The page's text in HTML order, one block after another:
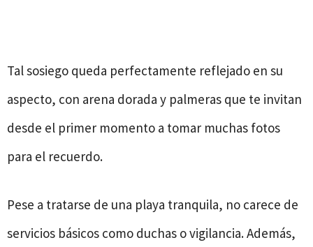
Tal sosiego queda perfectamente reflejado en su
aspecto, con arena dorada y palmeras que te invitan
desde el primer momento a tomar muchas fotos
para el recuerdo.
Pese a tratarse de una playa tranquila, no carece de
servicios básicos como duchas o vigilancia. Además,